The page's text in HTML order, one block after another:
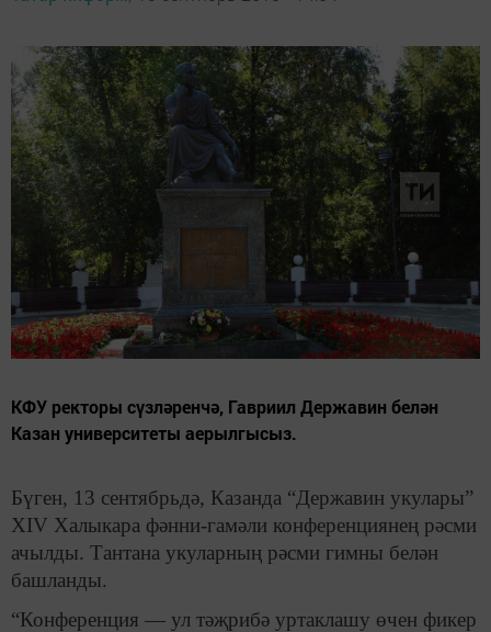
КФУ ректоры сүзләренчә, Гавриил Державин белән
Казан университеты аерылгысыз.
Бүген, 13 сентябрьдә, Казанда “Державин укулары”
XIV Халыкара фәнни-гамәли конференциянең рәсми
ачылды. Тантана укуларның рәсми гимны белән
башланды.
“Конференция — ул тәҗрибә уртаклашу өчен фикер